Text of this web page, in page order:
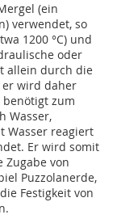
(ein
verwendet, so
1200 °C) und
oder
allein durch die
er wird daher
benötigt zum
Wasser,
Wasser reagiert
Er wird somit
Zugabe von
Puzzolanerde,
Festigkeit von